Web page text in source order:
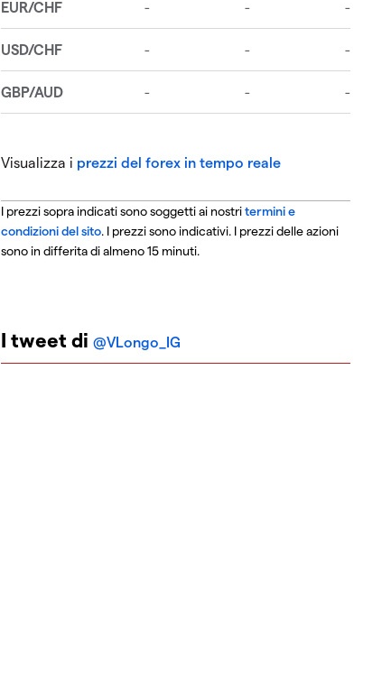
Visualizza i prezzi del forex in tempo reale
I prezzi sopra indicati sono soggetti ai nostritermini e
condizioni del sito. I prezzi sono indicativi. I prezzi delle azioni
sono in differita di almeno 15 minuti.
I tweet di @VLongo_IG